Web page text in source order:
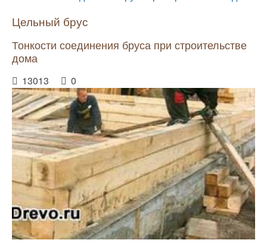
Цельный брус
Тонкости соединения бруса при строительстве
дома
13013 0